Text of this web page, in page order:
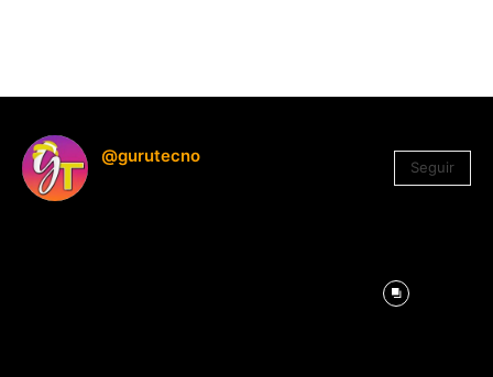
@gurutecno
Seguir